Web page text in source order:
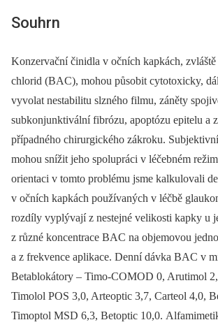
Souhrn
Konzervační činidla v očních kapkách,
chlorid (BAC), mohou působit cytotoxicky,
vyvolat nestabilitu slzného filmu, záněty
subkonjunktivální fibrózu, apoptózu epitelu a
případného chirurgického zákroku.
mohou snížit jeho spolupráci v léčebném
orientaci v tomto problému jsme kalkulovali
v očních kapkách používaných v léčbě
rozdíly vyplývají z nestejné velikosti kapky u
z různé koncentrace BAC na objemovou
a z frekvence aplikace. Denní dávka BAC v
Betablokátory –⁠ Timo-COMOD 0, Arutimol
Timolol POS 3,0, Arteoptic 3,7, Carteol 4,0,
Timoptol MSD 6,3, Betoptic 10,0.